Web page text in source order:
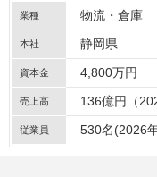
業種 物流・倉庫
本社 静岡県
資本金 4,800万円
売上高 136億円（
従業員 530名(2026